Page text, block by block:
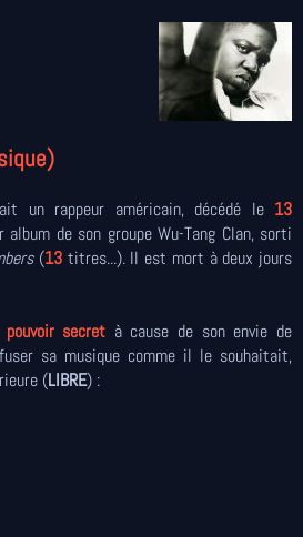
un rappeur américain, décédé le 13
album de son groupe Wu-Tang Clan, sorti
(13titres...). Il est mort à deux jours
pouvoir secret à cause de son envie de
sa musique comme il le souhaitait,
(LIBRE) :